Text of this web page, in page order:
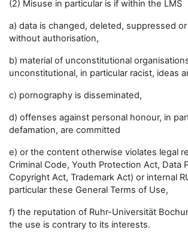
(2) Misuse in particular is if within the LMS
a) data is changed, deleted, suppressed
without authorisation,
b) material of unconstitutional
unconstitutional, in particular racist, ideas
c) pornography is disseminated,
d) offenses against personal honour, in
defamation, are committed
e) or the content otherwise violates legal
Criminal Code, Youth Protection Act, Data
Copyright Act, Trademark Act) or internal
particular these General Terms of Use,
f) the reputation of Ruhr-Universität
the use is contrary to its interests.